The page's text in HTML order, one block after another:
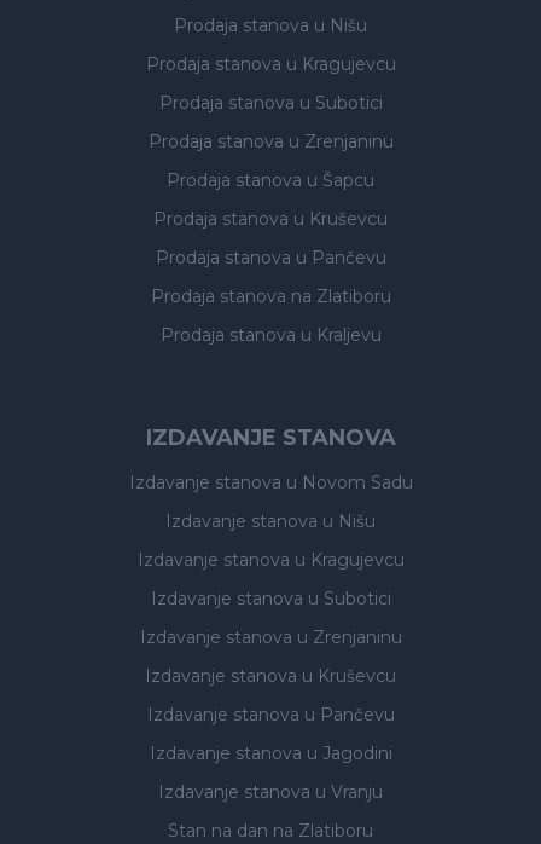
Prodaja stanova u Nišu
Prodaja stanova u Kragujevcu
Prodaja stanova u Subotici
Prodaja stanova u Zrenjaninu
Prodaja stanova u Šapcu
Prodaja stanova u Kruševcu
Prodaja stanova u Pančevu
Prodaja stanova na Zlatiboru
Prodaja stanova u Kraljevu
IZDAVANJE STANOVA
Izdavanje stanova u Novom Sadu
Izdavanje stanova u Nišu
Izdavanje stanova u Kragujevcu
Izdavanje stanova u Subotici
Izdavanje stanova u Zrenjaninu
Izdavanje stanova u Kruševcu
Izdavanje stanova u Pančevu
Izdavanje stanova u Jagodini
Izdavanje stanova u Vranju
Stan na dan na Zlatiboru